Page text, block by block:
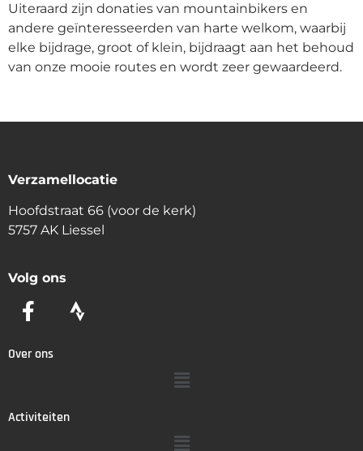
Uiteraard zijn donaties van mountainbikers en
andere geïnteresseerden van harte welkom, waarbij
elke bijdrage, groot of klein, bijdraagt aan het behoud
van onze mooie routes en wordt zeer gewaardeerd.
Verzamellocatie
Hoofdstraat 66 (voor de kerk)
5757 AK Liessel
Volg ons
Over ons
Activiteiten